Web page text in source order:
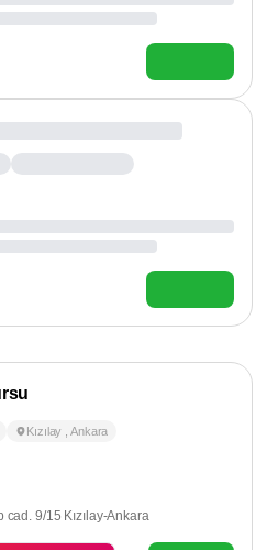
Kızılay ,Ankara
cad. 9/15 Kızılay-Ankara